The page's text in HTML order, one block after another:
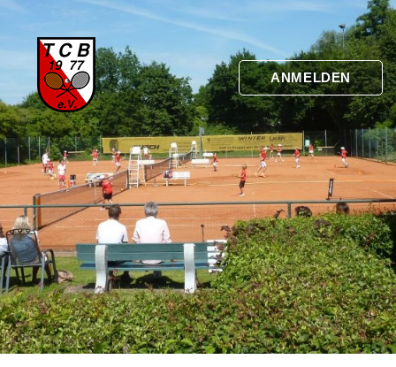
ANMELDEN